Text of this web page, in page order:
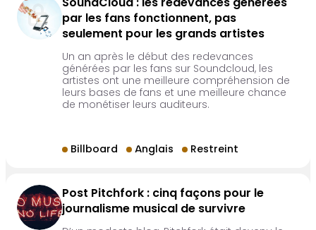
SoundCloud : les redevances générées
par les fans fonctionnent, pas
seulement pour les grands artistes
Un an après le début des redevances
générées par les fans sur Soundcloud, les
artistes ont une meilleure compréhension de
leurs bases de fans et une meilleure chance
de monétiser leurs auditeurs.
Billboard Anglais Restreint
Post Pitchfork : cinq façons pour le
journalisme musical de survivre